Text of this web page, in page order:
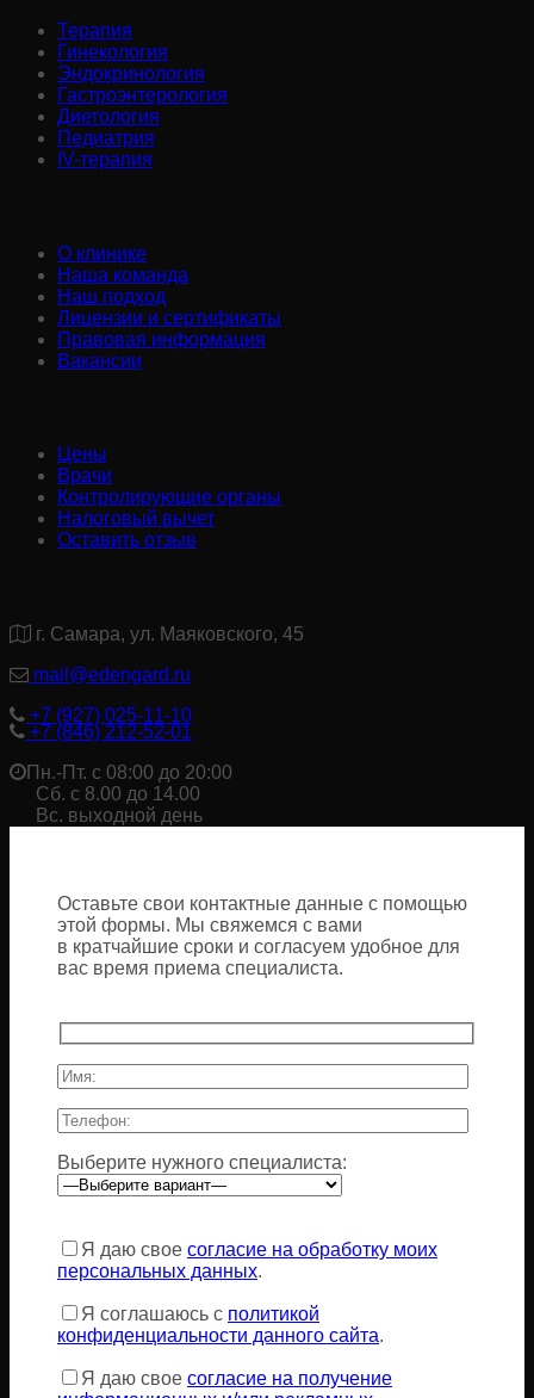
Терапия
Гинекология
Эндокринология
Гастроэнтерология
Диетология
Педиатрия
IV-терапия
О клинике
Наша команда
Наш подход
Лицензии и сертификаты
Правовая информация
Вакансии
Цены
Врачи
Контролирующие органы
Налоговый вычет
Оставить отзыв
г. Самара, ул. Маяковского, 45
mail@edengard.ru
+7 (927) 025-11-10
+7 (846) 212-52-01
Пн.-Пт. с 08:00 до 20:00
Сб. с 8.00 до 14.00
Вс. выходной день
Оставьте свои контактные данные с помощью
этой формы. Мы свяжемся с вами
в кратчайшие сроки и согласуем удобное для
вас время приема специалиста.
Выберите нужного специалиста:
это
поле
Я даю свое согласие на обработку моих
персональных данных.
Я соглашаюсь с политикой
конфиденциальности данного сайта.
Я даю свое согласие на получение